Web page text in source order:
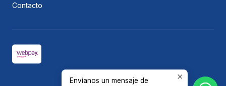
Contacto
2026 Vicedent.
Envíanos un mensaje de